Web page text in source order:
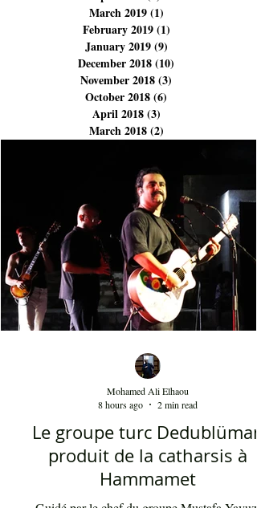
July 2019 (5)5 posts
June 2019(5)5 posts
April 2019(2)2 posts
March 2019(1)1 post
February 2019 (1)1 post
January 2019 (9)
December 2018(10)
November 2018(3)
(3)
March 2018(2)2 posts
Le groupe turc Dedublüman
Mohamed Ali Elhaou
8 hours ago
2 min read